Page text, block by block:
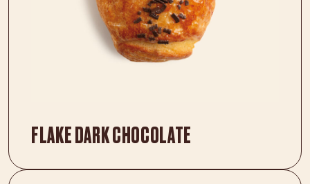
FLAKE DARK CHOCOLATE